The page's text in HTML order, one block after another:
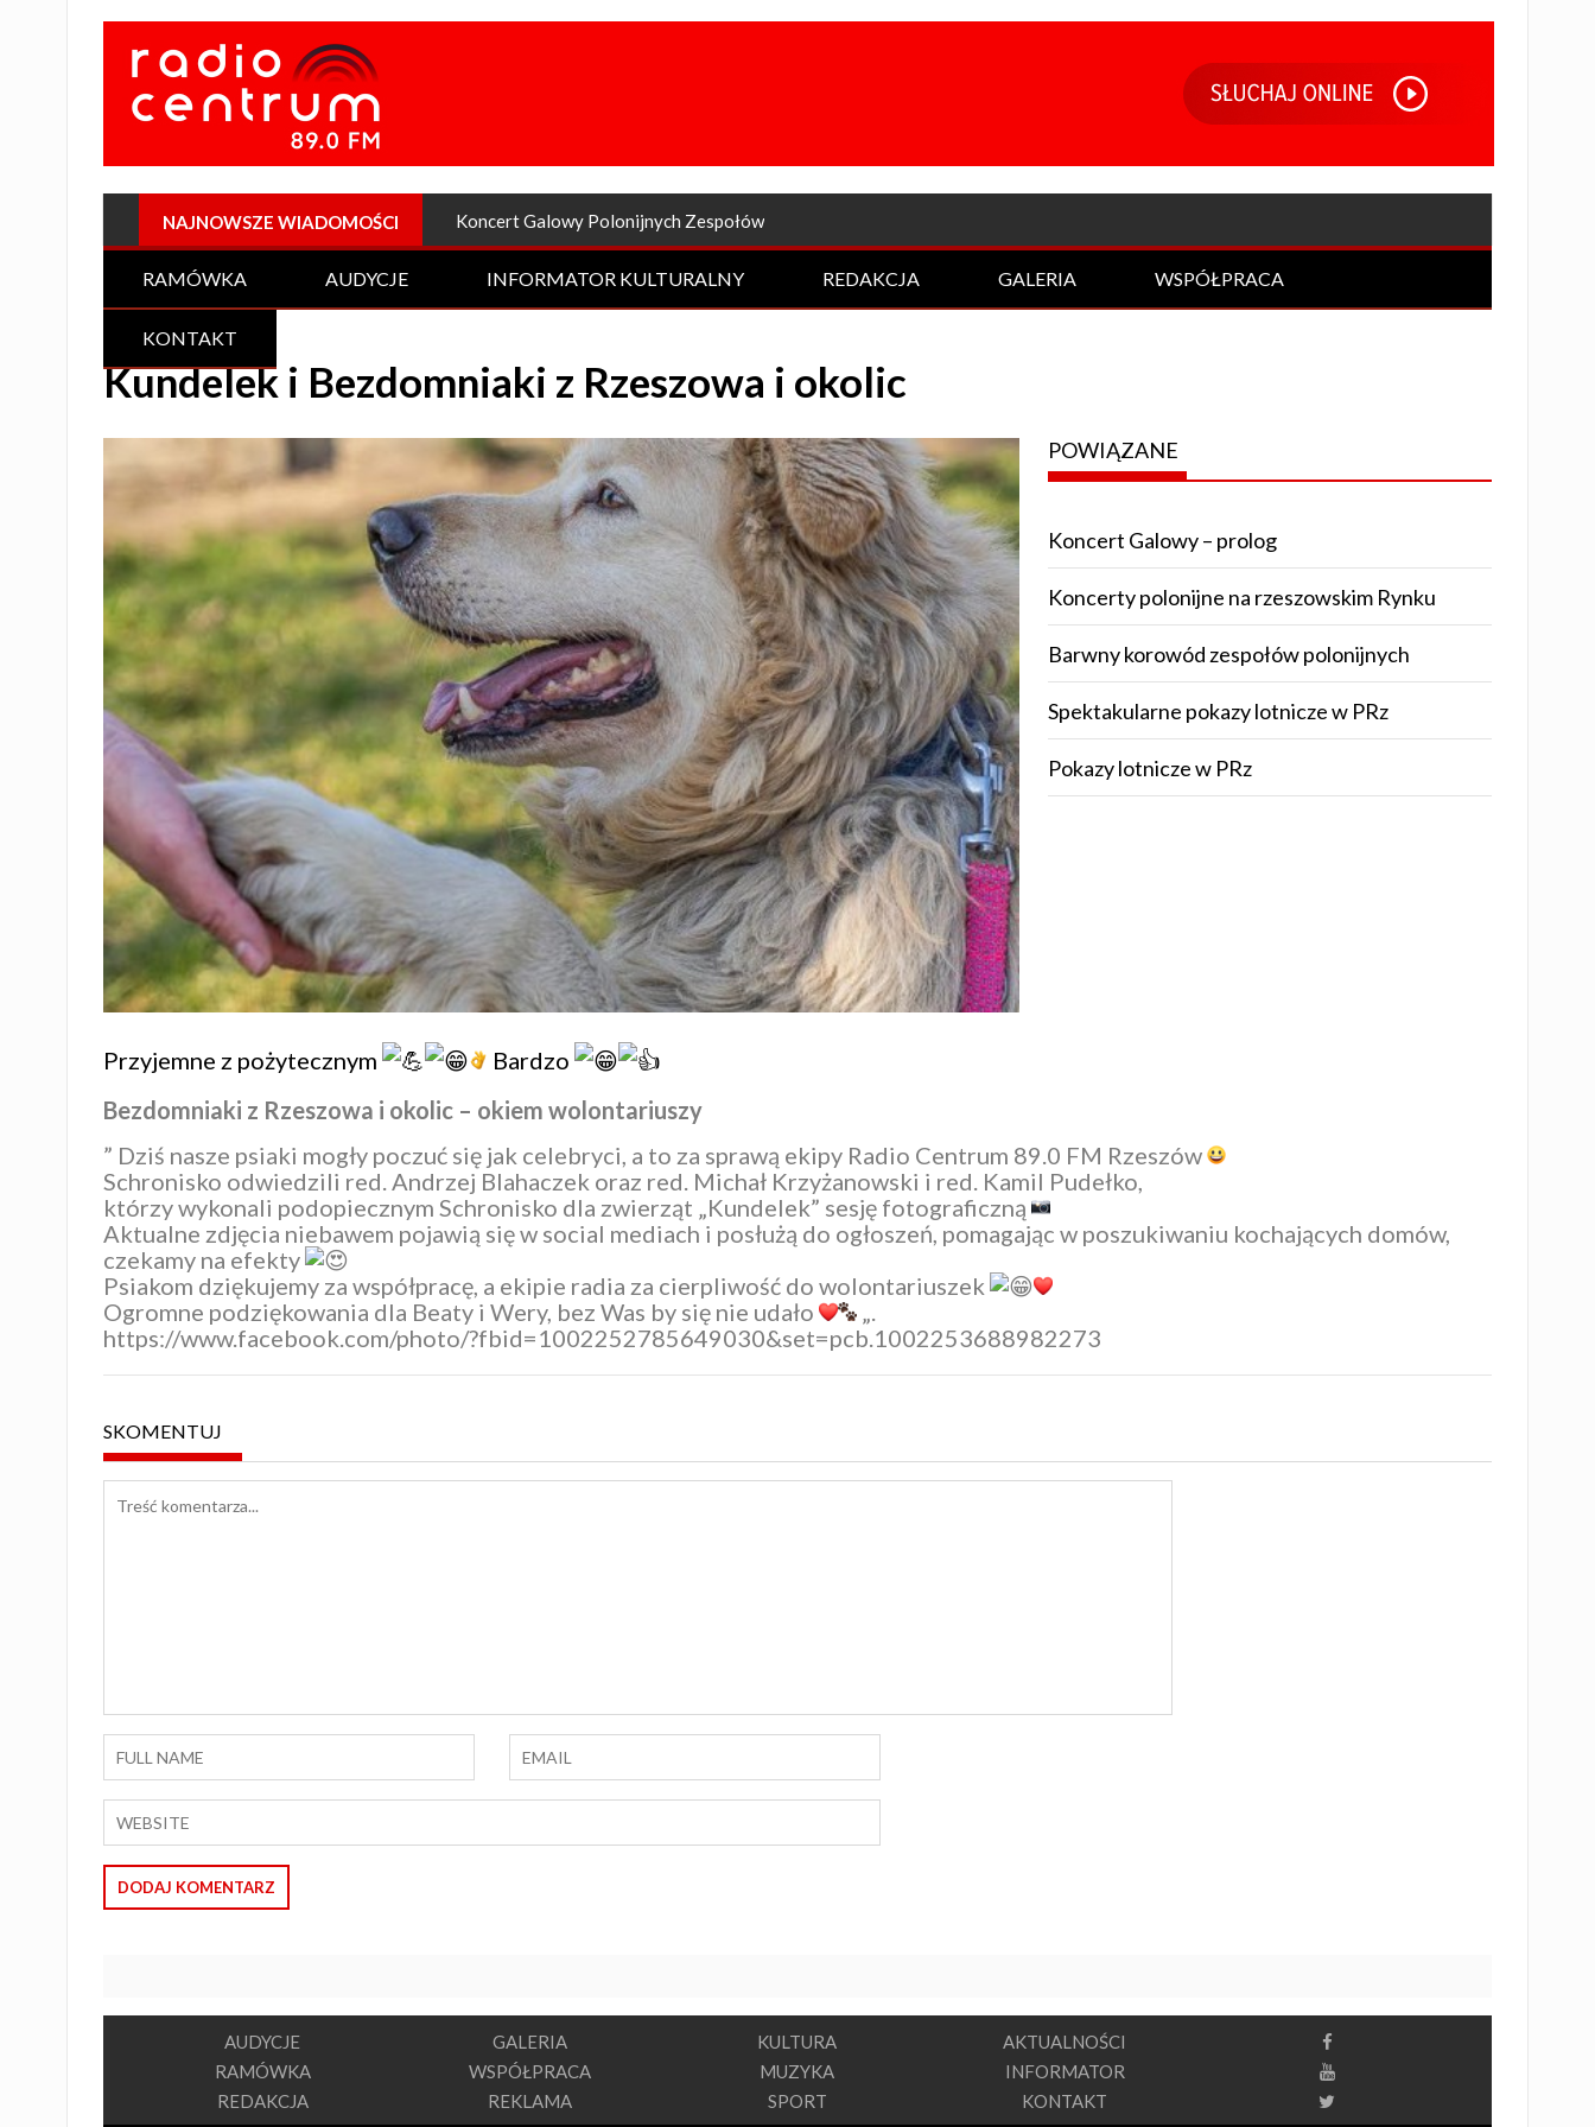
NAJNOWSZE WIADOMOŚCI Plenerowa odsłona Rockowej Nocy
RAMÓWKA AUDYCJE INFORMATOR KULTURALNY REDAKCJA GALERIA WSPÓŁPRACA
KONTAKT
Kundelek i Bezdomniaki z Rzeszowa i okolic
POWIĄZANE
Koncert Galowy – prolog
Koncerty polonijne na rzeszowskim Rynku
Barwny korowód zespołów polonijnych
Spektakularne pokazy lotnicze w PRz
Pokazy lotnicze w PRz
Przyjemne z pożytecznym
Bardzo
Bezdomniaki z Rzeszowa i okolic – okiem wolontariuszy
” Dziś nasze psiaki mogły poczuć się jak celebryci, a to za sprawą ekipy Radio Centrum 89.0 FM Rzeszów
Schronisko odwiedzili red. Andrzej Blahaczek oraz red. Michał Krzyżanowski i red. Kamil Pudełko,
którzy wykonali podopiecznym Schronisko dla zwierząt „Kundelek” sesję fotograficzną
Aktualne zdjęcia niebawem pojawią się w social mediach i posłużą do ogłoszeń, pomagając w poszukiwaniu kochających domów,
czekamy na efekty
Psiakom dziękujemy za współpracę, a ekipie radia za cierpliwość do wolontariuszek
Ogromne podziękowania dla Beaty i Wery, bez Was by się nie udało
„.
https://www.facebook.com/photo/?fbid=1002252785649030&set=pcb.1002253688982273
SKOMENTUJ
AUDYCJE
RAMÓWKA
REDAKCJA
GALERIA
WSPÓŁPRACA
REKLAMA
KULTURA
MUZYKA
SPORT
AKTUALNOŚCI
INFORMATOR
KONTAKT